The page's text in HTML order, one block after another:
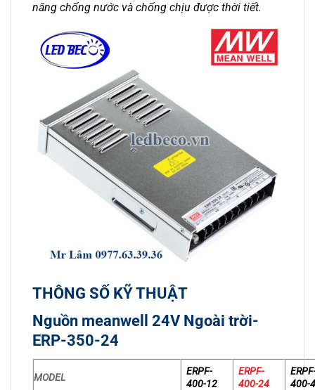
năng chống nước và chống chịu được thời tiết.
THÔNG SỐ KỸ THUẬT
Nguồn meanwell 24V Ngoài trời-
ERP-350-24
MODEL
ERPF-
400-12
ERPF-
400-24
400-